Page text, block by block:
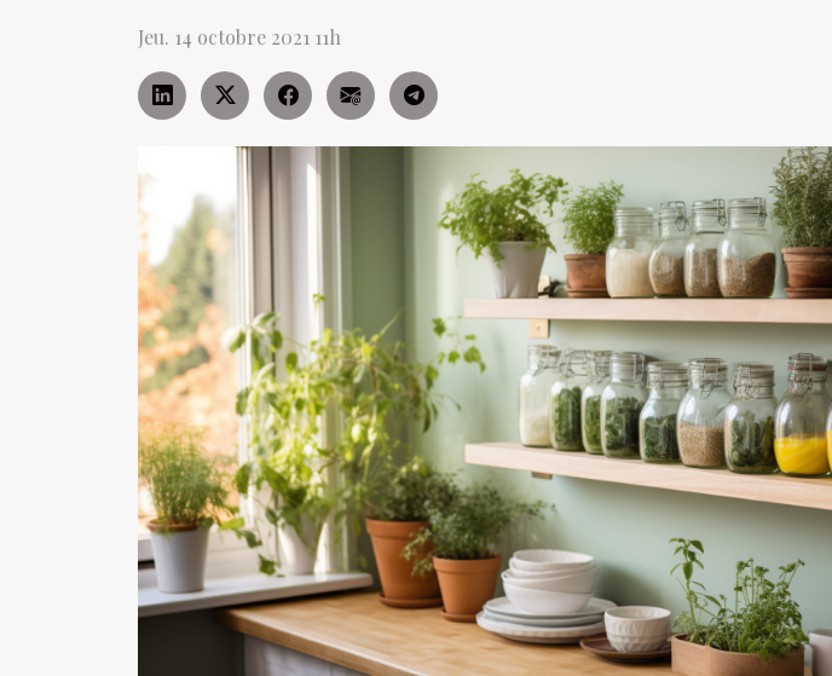
Jeu. 14 octobre 2021 11h